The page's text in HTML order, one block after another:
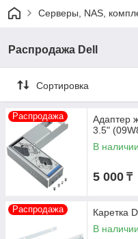
Серверы, NAS,
Распродажа Dell
Сортировка
Распродажа
Адаптер
3.5"
В наличии
5 000 ₸
Распродажа
Каретка
В наличии